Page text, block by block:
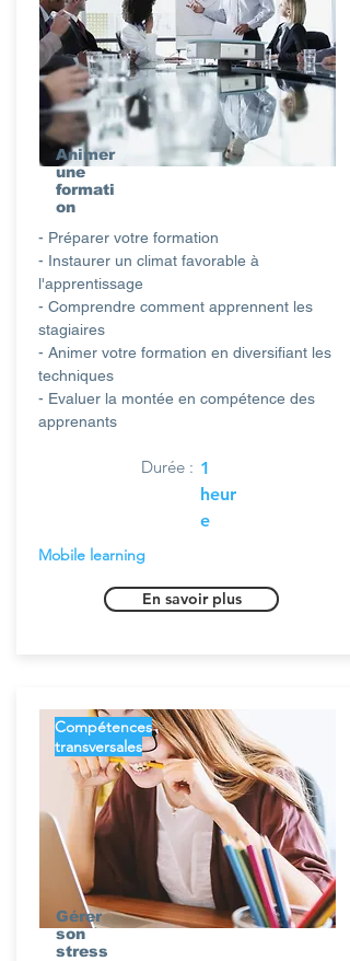
Animer
une
formati
on
- Préparer votre formation
- Instaurer un climat favorable à
l'apprentissage
- Comprendre comment apprennent les
stagiaires
- Animer votre formation en diversifiant les
techniques
- Evaluer la montée en compétence des
apprenants
Durée : 1
heur
e
Mobile learning
En savoir plus
Gérer
son
stress
Compétences
transversales